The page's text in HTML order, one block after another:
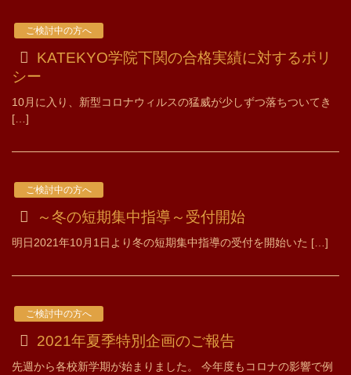
ご検討中の方へ
KATEKYO学院下関の合格実績に対するポリ
シー
10月に入り、新型コロナウィルスの猛威が少しずつ落ちついてき
[…]
ご検討中の方へ
～冬の短期集中指導～受付開始
明日2021年10月1日より冬の短期集中指導の受付を開始いた […]
ご検討中の方へ
2021年夏季特別企画のご報告
先週から各校新学期が始まりました。 今年度もコロナの影響で例